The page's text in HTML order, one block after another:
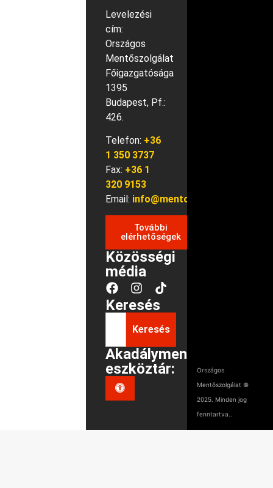
Levelezési
cím:
Országos
Mentőszolgálat
Főigazgatósága
1395
Budapest, Pf.:
426.
Telefon: +36
1 350 3737
Fax: +36 1
320 9153
Email: info@mentok.hu
További
elérhetőségek
Közösségi
média
Keresés
Keresés
Akadálymentes
eszköztár:
Országos
Mentőszolgálat ©
2025. Minden jog
fenntartva..